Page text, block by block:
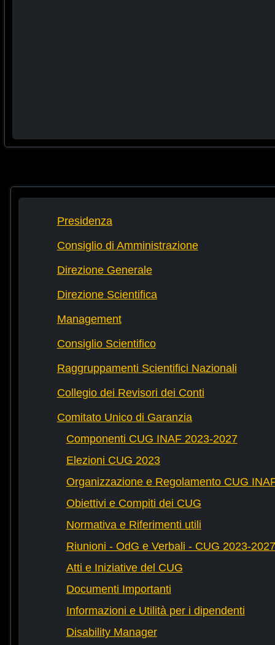
Presidenza
Consiglio di Amministrazione
Direzione Generale
Direzione Scientifica
Management
Consiglio Scientifico
Raggruppamenti Scientifici Nazionali
Collegio dei Revisori dei Conti
Comitato Unico di Garanzia
Componenti CUG INAF 2023-2027
Elezioni CUG 2023
Organizzazione e Regolamento CUG
Obiettivi e Compiti dei CUG
Normativa e Riferimenti utili
Riunioni - OdG e Verbali - CUG 2023-2027
Atti e Iniziative del CUG
Documenti Importanti
Informazioni e Utilità per i dipendenti
Disability Manager